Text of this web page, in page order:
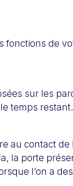
de
sur les
temps restant.
au contact
la porte
l’on a